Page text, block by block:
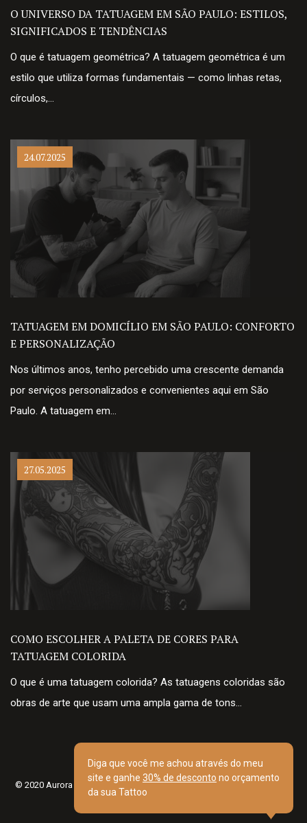
O UNIVERSO DA TATUAGEM EM SÃO PAULO: ESTILOS,
SIGNIFICADOS E TENDÊNCIAS
O que é tatuagem geométrica? A tatuagem geométrica é um
estilo que utiliza formas fundamentais — como linhas retas,
círculos,…
24.07.2025
TATUAGEM EM DOMICÍLIO EM SÃO PAULO: CONFORTO
E PERSONALIZAÇÃO
Nos últimos anos, tenho percebido uma crescente demanda
por serviços personalizados e convenientes aqui em São
Paulo. A tatuagem em…
27.05.2025
COMO ESCOLHER A PALETA DE CORES PARA
TATUAGEM COLORIDA
O que é uma tatuagem colorida? As tatuagens coloridas são
obras de arte que usam uma ampla gama de tons…
© 2020 Aurora Tattoo Art. Todos os direitos reservados. Desenvolvido
Diga que você me achou através do meu
site e ganhe 30% de desconto no orçamento
da sua Tattoo